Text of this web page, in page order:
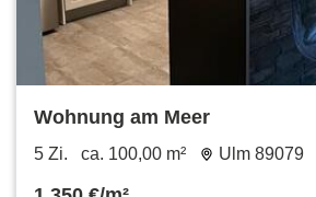
Wohnung am Meer
5 Zi. ca. 100,00 m² Ulm 89079